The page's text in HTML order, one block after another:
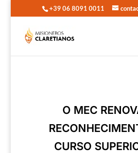
+39 06 8091 0011
O MEC
CURSO